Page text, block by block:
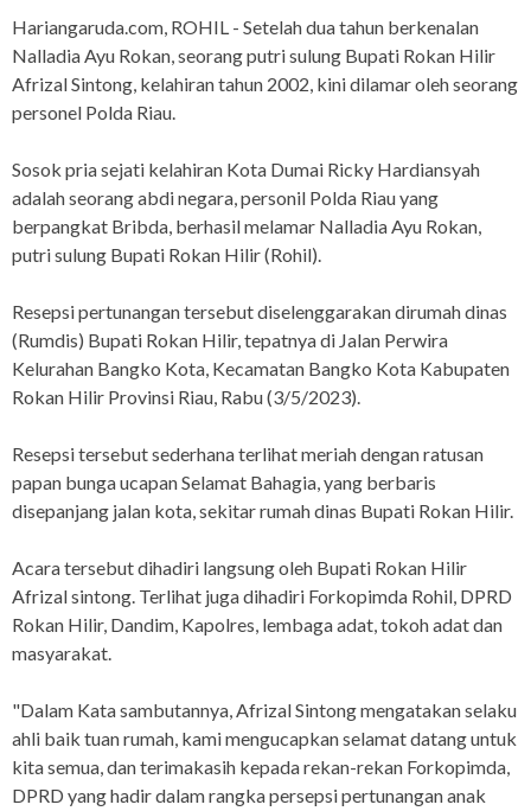
Hariangaruda.com, ROHIL - Setelah dua tahun berkenalan
Nalladia Ayu Rokan, seorang putri sulung Bupati Rokan Hilir
Afrizal Sintong, kelahiran tahun 2002, kini dilamar oleh seorang
personel Polda Riau.
Sosok pria sejati kelahiran Kota Dumai Ricky Hardiansyah
adalah seorang abdi negara, personil Polda Riau yang
berpangkat Bribda, berhasil melamar Nalladia Ayu Rokan,
putri sulung Bupati Rokan Hilir (Rohil).
Resepsi pertunangan tersebut diselenggarakan dirumah dinas
(Rumdis) Bupati Rokan Hilir, tepatnya di Jalan Perwira
Kelurahan Bangko Kota, Kecamatan Bangko Kota Kabupaten
Rokan Hilir Provinsi Riau, Rabu (3/5/2023).
Resepsi tersebut sederhana terlihat meriah dengan ratusan
papan bunga ucapan Selamat Bahagia, yang berbaris
disepanjang jalan kota, sekitar rumah dinas Bupati Rokan Hilir.
Acara tersebut dihadiri langsung oleh Bupati Rokan Hilir
Afrizal sintong. Terlihat juga dihadiri Forkopimda Rohil, DPRD
Rokan Hilir, Dandim, Kapolres, lembaga adat, tokoh adat dan
masyarakat.
"Dalam Kata sambutannya, Afrizal Sintong mengatakan selaku
ahli baik tuan rumah, kami mengucapkan selamat datang untuk
kita semua, dan terimakasih kepada rekan-rekan Forkopimda,
DPRD yang hadir dalam rangka persepsi pertunangan anak